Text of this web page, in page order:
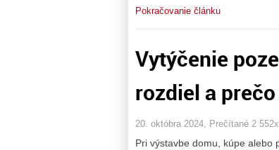
Pokračovanie článku
Vytýčenie
rozdiel a
20. októbra 2024, Prečítané 2
Pri výstavbe domu, kúpe alebo